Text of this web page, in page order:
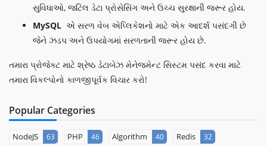
સુવિધાઓ, જટિલ ડેટા પ્રોસેસિંગ અને ઉચ્ચ સુરક્ષાની જરૂર હોય.
MySQL એ સરળ વેબ એપ્લિકેશનો માટે એક આદર્શ પસંદગી છે
જેને ઝડપ અને ઉપયોગમાં સરળતાની જરૂર હોય છે.
તમારા પ્રોજેક્ટ માટે શ્રેષ્ઠ ડેટાબેઝ મેનેજમેન્ટ સિસ્ટમ પસંદ કરવા માટે
તમારા વિકલ્પોનો કાળજીપૂર્વક વિચાર કરો!
Popular Categories
NodeJS 63 PHP 46 Algorithm 40 Redis 32